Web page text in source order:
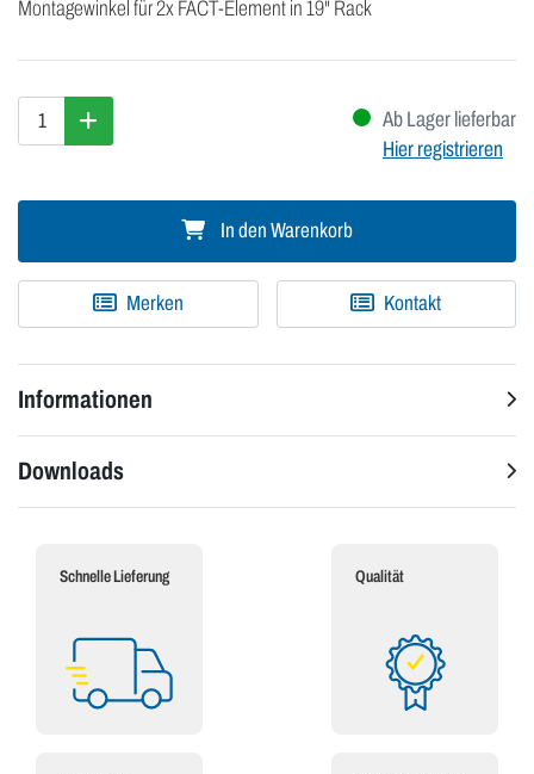
Montagewinkel für 2x FACT-Element in 19" Rack
Ab Lager lieferbar
Hier registrieren
In den Warenkorb
Merken Kontakt
Informationen
Downloads
Schnelle Lieferung Qualität